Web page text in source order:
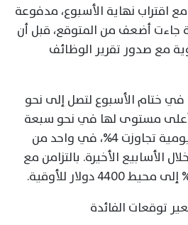
اقتراب نهاية الأسبوع، مدفوعة
جاءت أضعف من المتوقع، قبل أن
مع صدور تقرير الوظائف
الفضة بنحو 3.6% في ختام الأسبوع لتصل إلى نحو
أعلى مستوى لها في نحو سبعة
أسابيع، محققًا مكاسب يومية تجاوزت 4%، في واحد من
الأسابيع الأخيرة. بالتزامن مع
توقعات الفائدة